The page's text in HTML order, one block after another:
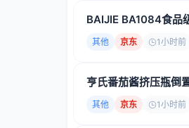
BAIJIE BA1084食品
其他 京东 1小时前
亨氏番茄酱挤压瓶倒
其他 京东 1小时前